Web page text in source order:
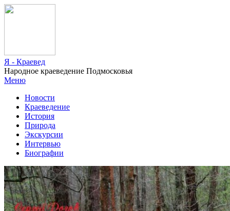
Я - Краевед
Народное краеведение Подмосковья
Меню
Новости
Краеведение
История
Природа
Экскурсии
Интервью
Биографии